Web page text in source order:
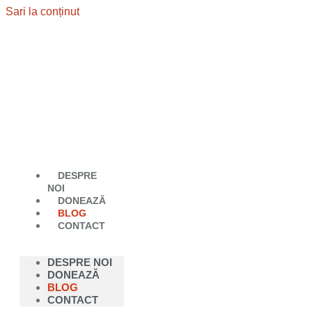
Sari la conținut
DESPRE
NOI
DONEAZĂ
BLOG
CONTACT
DESPRE NOI
DONEAZĂ
BLOG
CONTACT